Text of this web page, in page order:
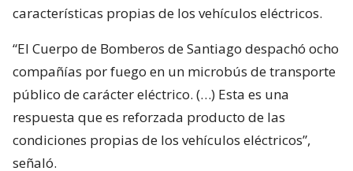
características propias de los vehículos eléctricos.
“El Cuerpo de Bomberos de Santiago despachó ocho
compañías por fuego en un microbús de transporte
público de carácter eléctrico. (…) Esta es una
respuesta que es reforzada producto de las
condiciones propias de los vehículos eléctricos”,
señaló.